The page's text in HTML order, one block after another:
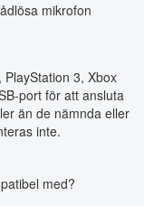
mikrofon
3, Xbox
port för att ansluta
än de nämnda eller
inte.
med?